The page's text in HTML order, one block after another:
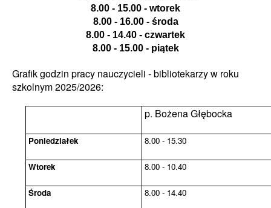
8.00 - 15.00 - wtorek
8.00 - 16.00 -środa
8.00 - 14.40 - czwartek
8.00 - 15.00 - piątek
Grafik godzin pracy nauczycieli - bibliotekarzy w roku
szkolnym 2025/2026:
p. Bożena Głębocka
Poniedziałek 15.30 - 8.00
Wtorek 8.00 - 10.40
Środa 8.00 - 14.40